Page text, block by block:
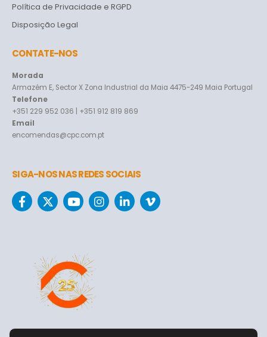
Política de Privacidade e RGPD
Disposição Legal
CONTATE-NOS
Morada
Armazém E, Sector X Zona Industrial da Maia 4475-249 Maia Portugal
Telefone
+351 229 952 036 | +351 912 819 869
Email
encomendas@cpc.com.pt
SIGA-NOS NAS REDES SOCIAIS